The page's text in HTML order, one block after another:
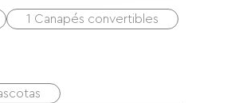
1 Canapés convertibles